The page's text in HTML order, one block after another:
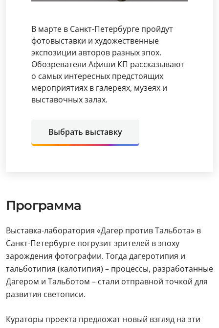
В марте в Санкт-Петербурге пройдут
фотовыставки и художественные
экспозиции авторов разных эпох.
Обозреватели Афиши КП рассказывают
о самых интересных предстоящих
мероприятиях в галереях, музеях и
выставочных залах.
Выбрать выставку
Программа
Выставка-лаборатория «Дагер против Тальбота» в
Санкт-Петербурге погрузит зрителей в эпоху
зарождения фотографии. Тогда дагеротипия и
тальботипия (калотипия) – процессы, разработанные
Дагером и Тальботом – стали отправной точкой для
развития светописи.
Кураторы проекта предложат новый взгляд на эти